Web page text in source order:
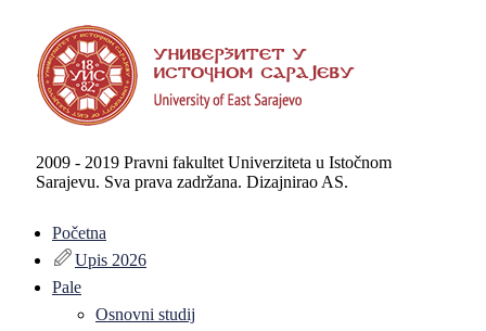
2009 - 2019 Pravni fakultet Univerziteta u Istočnom
Sarajevu. Sva prava zadržana. Dizajnirao AS.
Početna
Upis 2026
Pale
Osnovni studij